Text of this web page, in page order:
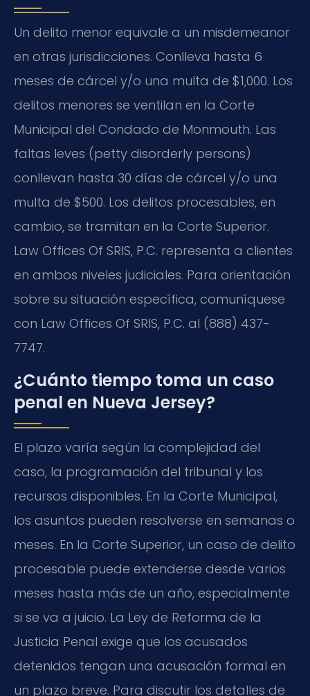
Un delito menor equivale a un misdemeanor
en otras jurisdicciones. Conlleva hasta 6
meses de cárcel y/o una multa de $1,000. Los
delitos menores se ventilan en la Corte
Municipal del Condado de Monmouth. Las
faltas leves (petty disorderly persons)
conllevan hasta 30 días de cárcel y/o una
multa de $500. Los delitos procesables, en
cambio, se tramitan en la Corte Superior.
Law Offices Of SRIS, P.C. representa a clientes
en ambos niveles judiciales. Para orientación
sobre su situación específica, comuníquese
con Law Offices Of SRIS, P.C. al (888) 437-
7747.
¿Cuánto tiempo toma un caso
penal en Nueva Jersey?
El plazo varía según la complejidad del
caso, la programación del tribunal y los
recursos disponibles. En la Corte Municipal,
los asuntos pueden resolverse en semanas o
meses. En la Corte Superior, un caso de delito
procesable puede extenderse desde varios
meses hasta más de un año, especialmente
si se va a juicio. La Ley de Reforma de la
Justicia Penal exige que los acusados
detenidos tengan una acusación formal en
un plazo breve. Para discutir los detalles de